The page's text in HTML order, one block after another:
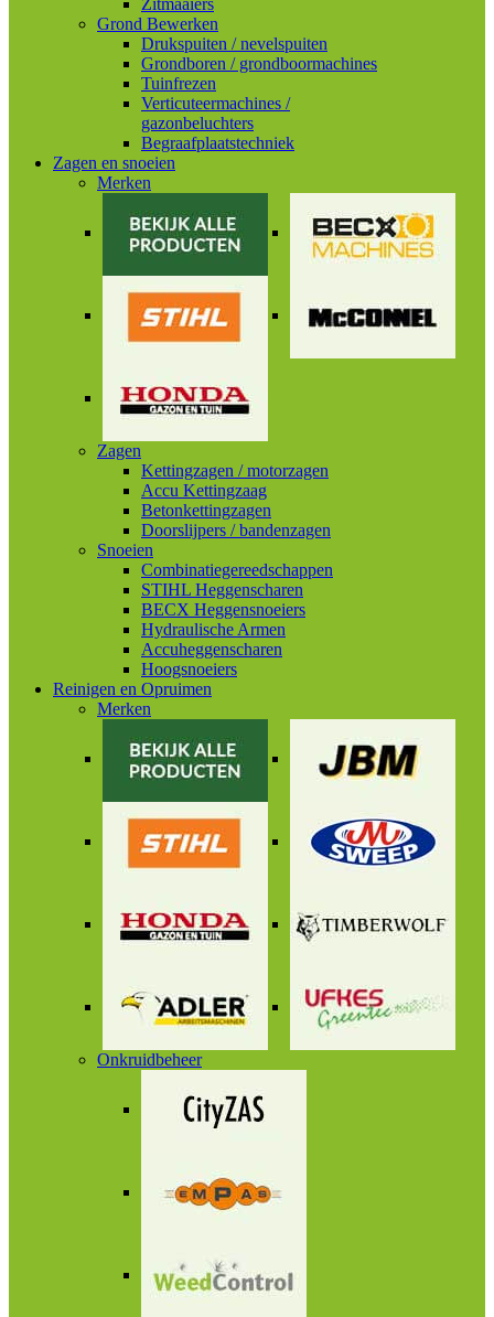
Zitmaaiers
Grond Bewerken
Drukspuiten / nevelspuiten
Grondboren / grondboormachines
Tuinfrezen
Verticuteermachines /
gazonbeluchters
Begraafplaatstechniek
Zagen en snoeien
Merken
Zagen
Kettingzagen / motorzagen
Accu Kettingzaag
Betonkettingzagen
Doorslijpers / bandenzagen
Snoeien
Combinatiegereedschappen
STIHL Heggenscharen
BECX Heggensnoeiers
Hydraulische Armen
Accuheggenscharen
Hoogsnoeiers
Reinigen en Opruimen
Merken
Onkruidbeheer